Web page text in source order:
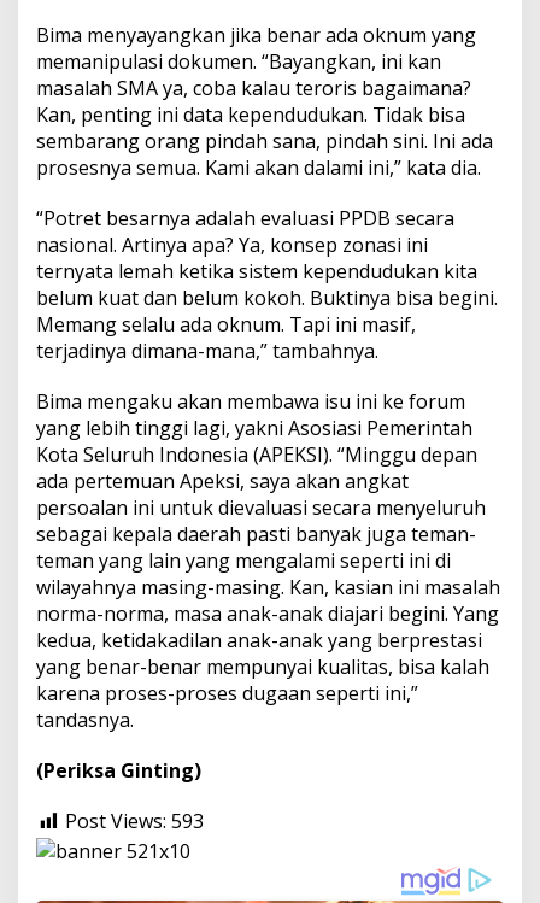
Bima menyayangkan jika benar ada oknum yang
memanipulasi dokumen. “Bayangkan, ini kan
masalah SMA ya, coba kalau teroris bagaimana?
Kan, penting ini data kependudukan. Tidak bisa
sembarang orang pindah sana, pindah sini. Ini ada
prosesnya semua. Kami akan dalami ini,” kata dia.
“Potret besarnya adalah evaluasi PPDB secara
nasional. Artinya apa? Ya, konsep zonasi ini
ternyata lemah ketika sistem kependudukan kita
belum kuat dan belum kokoh. Buktinya bisa begini.
Memang selalu ada oknum. Tapi ini masif,
terjadinya dimana-mana,” tambahnya.
Bima mengaku akan membawa isu ini ke forum
yang lebih tinggi lagi, yakni Asosiasi Pemerintah
Kota Seluruh Indonesia (APEKSI). “Minggu depan
ada pertemuan Apeksi, saya akan angkat
persoalan ini untuk dievaluasi secara menyeluruh
sebagai kepala daerah pasti banyak juga teman-
teman yang lain yang mengalami seperti ini di
wilayahnya masing-masing. Kan, kasian ini masalah
norma-norma, masa anak-anak diajari begini. Yang
kedua, ketidakadilan anak-anak yang berprestasi
yang benar-benar mempunyai kualitas, bisa kalah
karena proses-proses dugaan seperti ini,”
tandasnya.
(Periksa Ginting)
Post Views: 593